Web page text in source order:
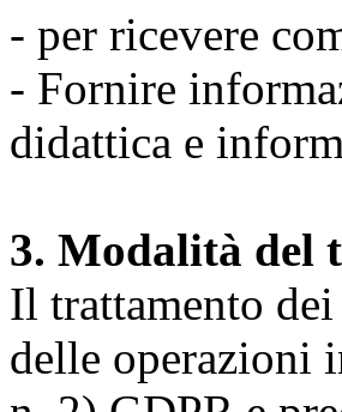
- per ricevere
- Fornire
didattica e
3. Modalità del
Il trattamento
delle operazioni